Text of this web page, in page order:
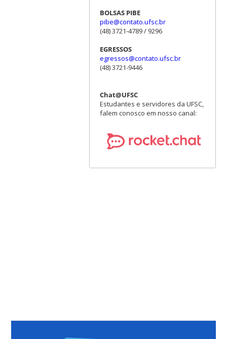
BOLSAS PIBE
pibe@contato.ufsc.br
(48) 3721-4789 / 9296
EGRESSOS
egressos@contato.ufsc.br
(48) 3721-9446
Chat@UFSC
Estudantes e servidores da UFSC,
falem conosco em nosso canal: